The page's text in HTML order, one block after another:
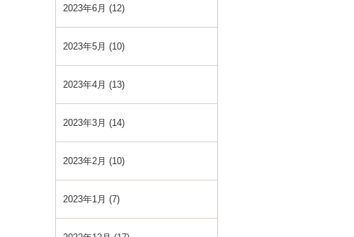
2023年6月 (12)
2023年5月 (10)
2023年4月 (13)
2023年3月 (14)
2023年2月 (10)
2023年1月 (7)